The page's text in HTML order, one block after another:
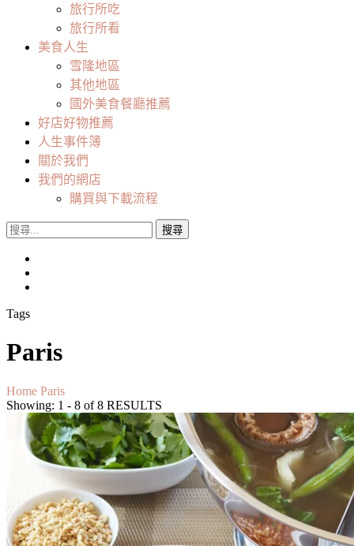
旅行所吃
旅行所看
美食人生
雪隆地區
其他地區
國外美食餐廳推薦
好店好物推薦
人生事件簿
關於我們
我們的網店
購買與下載流程
搜
Tags
Paris
Home Paris
Showing: 1 - 8 of 8 RESULTS